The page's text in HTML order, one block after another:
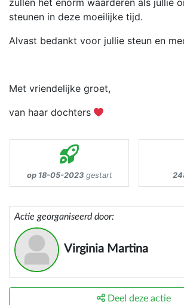
zullen het enorm waarderen als jullie
steunen in deze moeilijke tijd.
Alvast bedankt voor jullie steun en
Met vriendelijke groet,
van haar dochters
op 18-05-2023gestart
Actie georganiseerd door:
Virginia Martina
Deel deze actie